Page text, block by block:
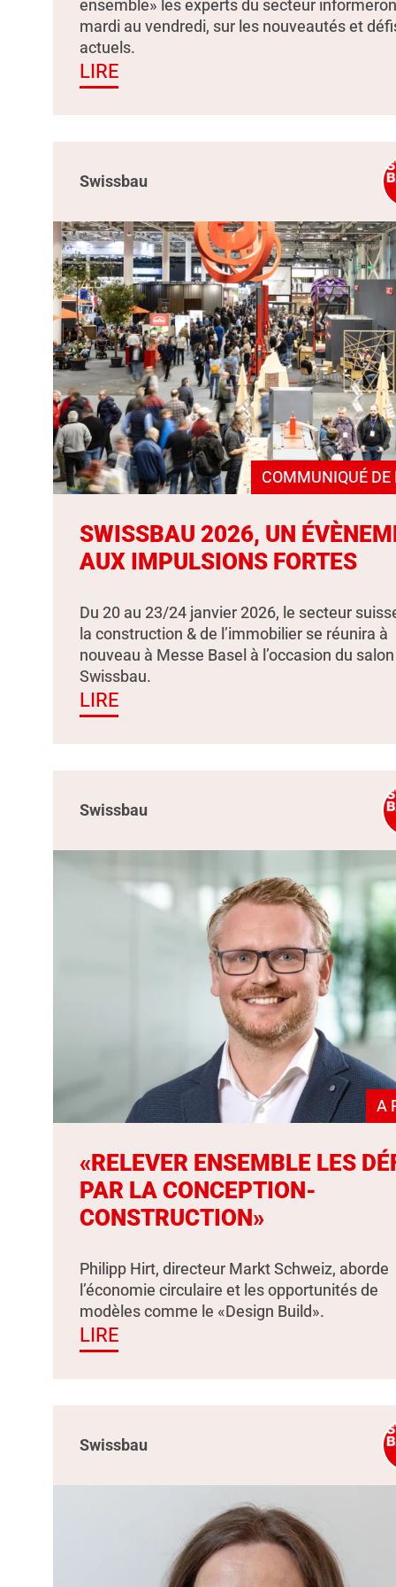
ensemble» les experts du secteur
mardi au vendredi, sur les nouveautés et
actuels.
LIRE
Swissbau
COMMUNIQUÉ DE
SWISSBAU 2026, UN
AUX IMPULSIONS FORTES
Du 20 au 23/24 janvier 2026, le secteur
la construction & de l’immobilier se réunira à
nouveau à Messe Basel à l’occasion du salon
Swissbau.
LIRE
Swissbau
A
«RELEVER ENSEMBLE LES
PAR LA CONCEPTION-
CONSTRUCTION»
Philipp Hirt, directeur Markt Schweiz, aborde
l’économie circulaire et les opportunités de
modèles comme le «Design Build».
LIRE
Swissbau